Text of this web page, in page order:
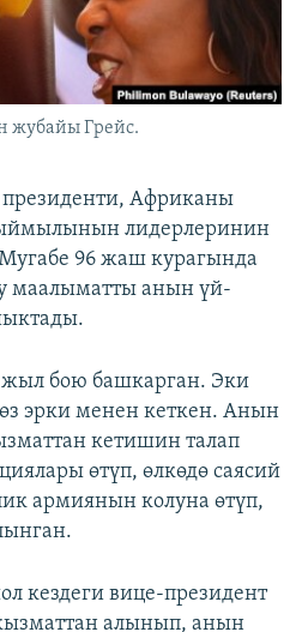
жубайы Грейс.
Африканы
лидерлеринин
96 жаш курагында
маалыматты анын үй-
бою башкарган. Эки
эрки менен кеткен. Анын
кетишин талап
өтүп, өлкөдө саясий
армиянын колуна өтүп,
кездеги вице-президент
алынып, анын